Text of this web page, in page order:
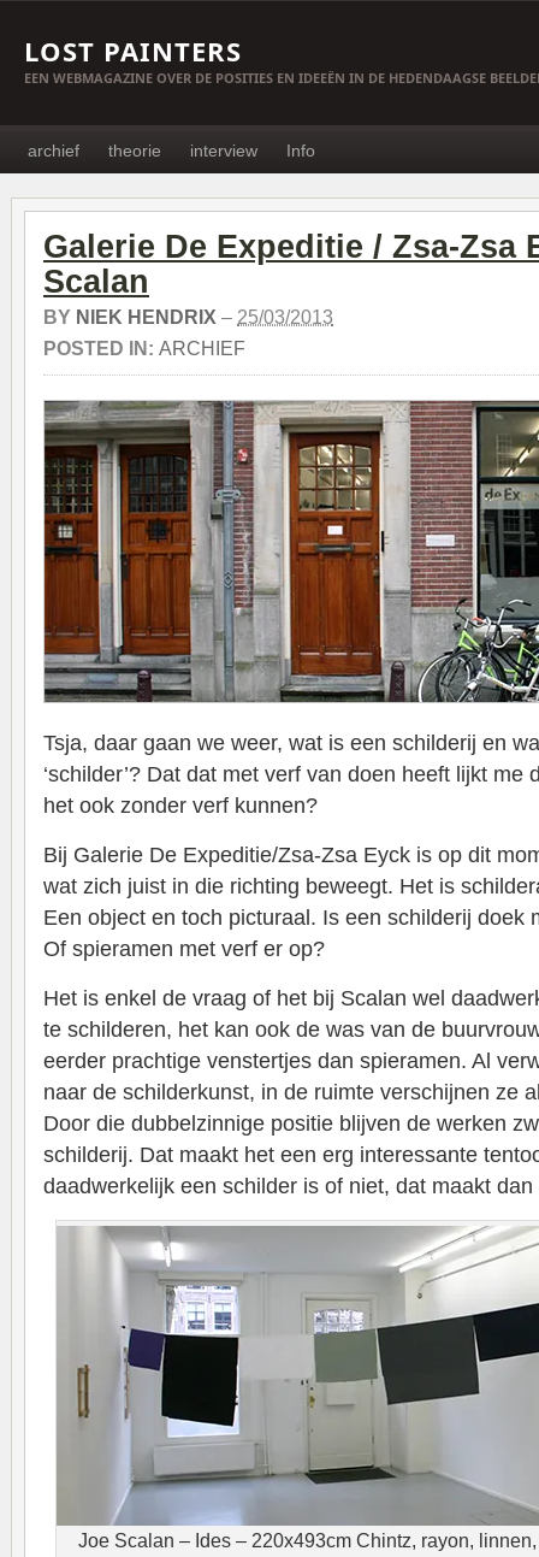
LOST PAINTERS
EEN WEBMAGAZINE OVER DE POSITIES EN IDEEËN IN DE HEDENDAAGSE
archief theorie interview Info
Galerie De Expeditie / Zsa-Zsa
Scalan
BY NIEK HENDRIX – 25/03/2013
POSTED IN: ARCHIEF
Tsja, daar gaan we weer, wat is een schilderij en
‘schilder’? Dat dat met verf van doen heeft lijkt me
het ook zonder verf kunnen?
Bij Galerie De Expeditie/Zsa-Zsa Eyck is op dit
wat zich juist in die richting beweegt. Het is
Een object en toch picturaal. Is een schilderij doek
Of spieramen met verf er op?
Het is enkel de vraag of het bij Scalan wel
te schilderen, het kan ook de was van de
eerder prachtige venstertjes dan spieramen. Al
naar de schilderkunst, in de ruimte verschijnen ze
Door die dubbelzinnige positie blijven de werken
schilderij. Dat maakt het een erg interessante
daadwerkelijk een schilder is of niet, dat maakt
Joe Scalan – Ides – 220x493cm Chintz, rayon,